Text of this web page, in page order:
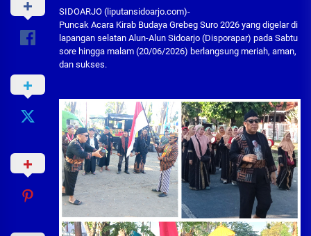
SIDOARJO (liputansidoarjo.com)-
Puncak Acara Kirab Budaya Grebeg Suro 2026 yang digelar di
lapangan selatan Alun-Alun Sidoarjo (Disporapar) pada Sabtu
sore hingga malam (20/06/2026) berlangsung meriah, aman,
dan sukses.